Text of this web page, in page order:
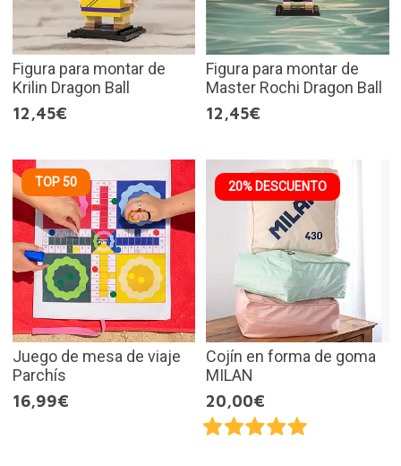
Figura para montar de
Krilin Dragon Ball
12,45€
Figura para montar de
Master Rochi Dragon Ball
12,45€
TOP 50
Juego de mesa de viaje
Parchís
16,99€
20% DESCUENTO
Cojín en forma de goma
MILAN
20,00€